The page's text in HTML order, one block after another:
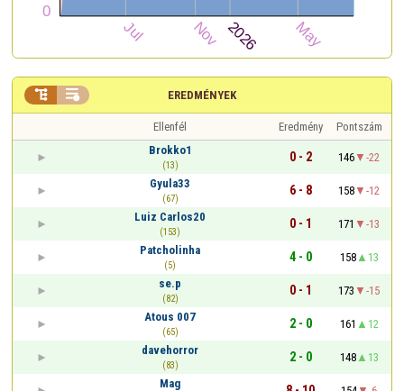
EREDMÉNYEK
 
Ellenfél Eredmény
Pontszám
Brokko1
(13)
0 - 2 146
-22
Gyula33
(67)
6 - 8 158
-12
Luiz Carlos20
(153)
0 - 1 171
-13
Patcholinha
(5)
4 - 0 158
13
se.p
(82)
0 - 1 173
-15
Atous 007
(65)
2 - 0 161
12
davehorror
(83)
2 - 0 148
13
Mag